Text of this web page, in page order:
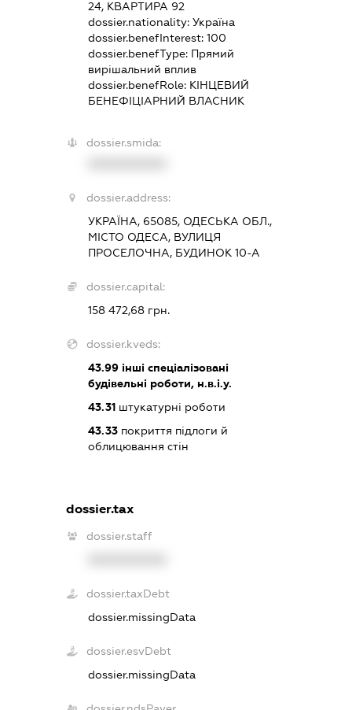
24, КВАРТИРА 92
dossier.nationality:Україна
dossier.benefInterest:100
dossier.benefType: Прямий
вирішальний вплив
dossier.benefRole: КІНЦЕВИЙ
БЕНЕФІЦІАРНИЙ ВЛАСНИК
dossier.smida:
dossier.address:
УКРАЇНА, 65085, ОДЕСЬКА ОБЛ.,
МІСТО ОДЕСА, ВУЛИЦЯ
ПРОСЕЛОЧНА, БУДИНОК 10-А
dossier.capital:
158 472,68 грн.
dossier.kveds:
43.99 інші спеціалізовані
будівельні роботи, н.в.і.у.
43.31 штукатурні роботи
43.33 покриття підлоги й
облицювання стін
dossier.tax
dossier.staff
dossier.taxDebt
dossier.missingData
dossier.esvDebt
dossier.missingData